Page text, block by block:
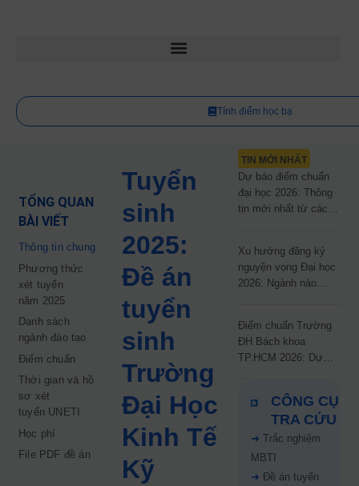
Tính điểm học bạ
TỔNG QUAN
BÀI VIẾT
Thông tin chung
Phương thức
xét tuyển
năm 2025
Danh sách
ngành đào tạo
Điểm chuẩn
Thời gian và hồ
sơ xét
tuyển UNETI
Học phí
File PDF đề án
Tuyển
sinh
2025:
Đề án
tuyển
sinh
Trường
Đại Học
Kinh Tế
Kỹ
TIN MỚI NHẤT
Dự báo điểm chuẩn
đại học 2026: Thông
tin mới nhất từ các
Xu hướng đăng ký
nguyện vọng Đại học
2026: Ngành nào
Điểm chuẩn Trường
ĐH Bách khoa
TP.HCM 2026: Dự
67%
CÔNG CỤ
TRA CỨU
➜ Trắc nghiệm
MBTI
➜ Đề án tuyển